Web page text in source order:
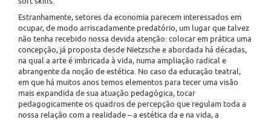
Estranhamente, setores da economia parecem interessados em
ocupar, de modo arriscadamente predatório, um lugar que talvez
não tenha recebido nossa devida atenção: colocar em prática uma
concepção, já proposta desde Nietzsche e abordada há décadas,
na qual a arte é imbricada à vida, numa ampliação radical e
abrangente da noção de estética. No caso da educação teatral,
em que há muitos anos temos elementos para tecer uma visão
mais expandida de sua atuação pedagógica, tocar
pedagogicamente os quadros de percepção que regulam toda a
nossa relação com a realidade – a estética da e na vida, a